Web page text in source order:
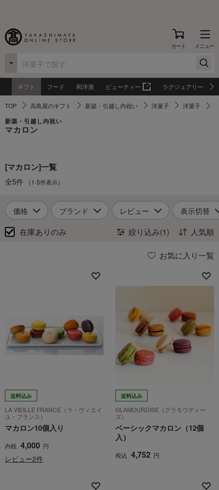
カート メニュー
ギフト フード 和洋酒 ビューティー ラグジュアリー
TOP 高島屋のギフト 新築・引越し内祝い 洋菓子 洋菓子
新築・引越し内祝い
マカロン
[マカロン]一覧
全5件 （1-5件表示）
価格 ブランド レビュー 表示切替
在庫ありのみ 絞り込み(1) 人気順
お気に入り一覧
送料込み
LA VIEILLE FRANCE（ラ・ヴィエイ
ユ・フランス）
マカロン10個入り
内税 4,000 円
レビュー2件
送料込み
GLAMOURDISE（グラモウディー
ズ）
ベーシックマカロン（12個
入）
税込 4,752 円